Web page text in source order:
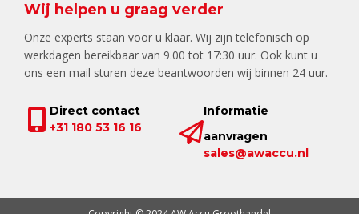
Wij helpen u graag verder
Onze experts staan voor u klaar. Wij zijn telefonisch op
werkdagen bereikbaar van 9.00 tot 17:30 uur. Ook kunt u
ons een mail sturen deze beantwoorden wij binnen 24 uur.
Direct contact
+31 180 53 16 16
Informatie
aanvragen
sales@awaccu.nl